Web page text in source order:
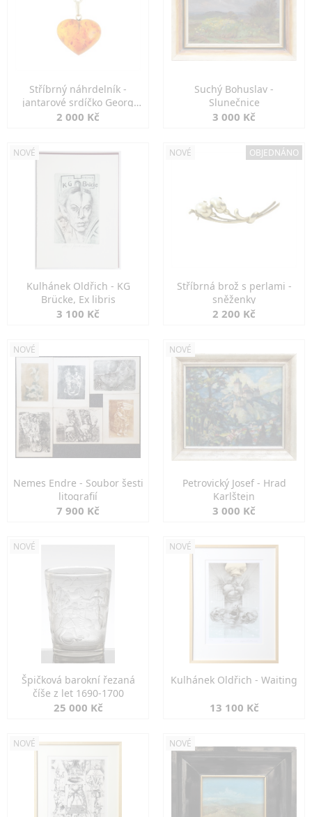
Stříbrný náhrdelník -
jantarové srdíčko Georg
Kramer
2 000 Kč
Suchý Bohuslav -
Slunečnice
3 000 Kč
NOVÉ
Kulhánek Oldřich - KG
Brücke, Ex libris
3 100 Kč
NOVÉ OBJEDNÁNO
Stříbrná brož s perlami -
sněženky
2 200 Kč
NOVÉ
Nemes Endre - Soubor šesti
litografií
7 900 Kč
NOVÉ
Petrovický Josef - Hrad
Karlštejn
3 000 Kč
NOVÉ
Špičková barokní řezaná
číše z let 1690-1700
25 000 Kč
NOVÉ
Kulhánek Oldřich - Waiting
13 100 Kč
NOVÉ NOVÉ